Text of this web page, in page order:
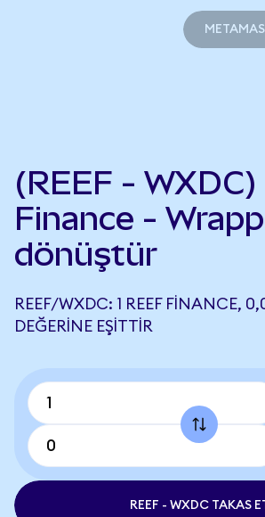
(REEF -
Finance -
dönüştür
REEF/WXDC: 1 REEF FINANCE,
DEĞERINE EŞITTIR
REEF - WXDC TAKAS